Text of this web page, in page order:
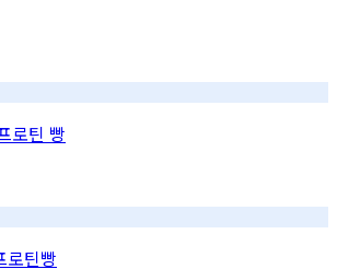
로틴 빵
로틴빵